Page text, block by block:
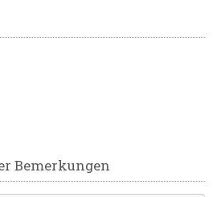
Bemerkungen